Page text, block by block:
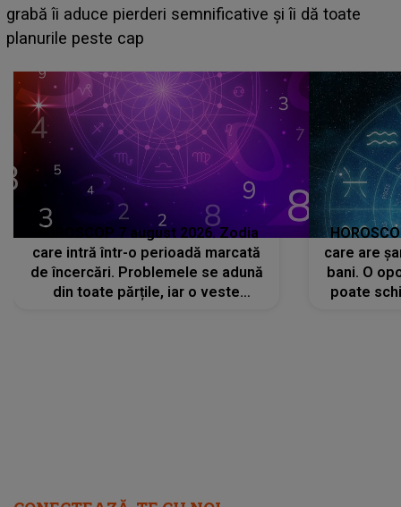
face o MĂRTURISIRE NEAȘTEPTATĂ despre mama
sa: "I-am spus și ei în față, eu nu te iubesc pentru
HOROSCOP 7 august 2026. Zodia
care intră într-o perioadă marcată
de încercări. Problemele se adună
din toate părțile, iar o veste
care are
bani. O
poate